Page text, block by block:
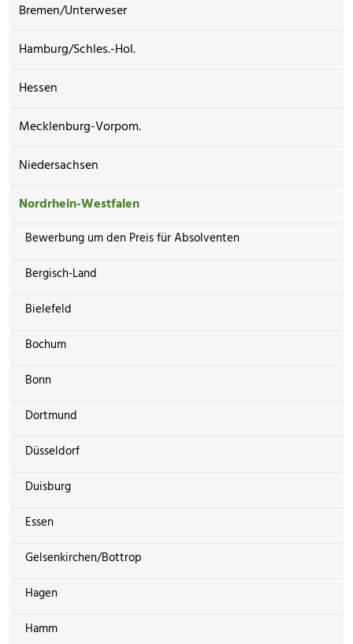
Bremen/Unterweser
Hamburg/Schles.-Hol.
Hessen
Mecklenburg-Vorpom.
Niedersachsen
Nordrhein-Westfalen
Bewerbung um den Preis für Absolventen
Bergisch-Land
Bielefeld
Bochum
Bonn
Dortmund
Düsseldorf
Duisburg
Essen
Gelsenkirchen/Bottrop
Hagen
Hamm